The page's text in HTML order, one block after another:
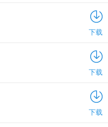
下载
下载
下载